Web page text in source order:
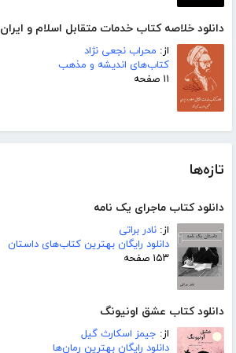
دانلود خلاصه کتاب خدمات متقابل اسلام و ایران
از: محراب نجعی نژاد
کتاب‌های اندیشه و مذهب
۱۱ صفحه
تازه‌ها
دانلود کتاب ماجرای یک نامه
از: نادر براتی
دانلود رایگان بهترین کتاب‌های داستان
۱۵۳ صفحه
دانلود کتاب عشق اونیونگ
از: جیمز اسکارث گیل
دانلود رایگان بهترین رمان‌ها